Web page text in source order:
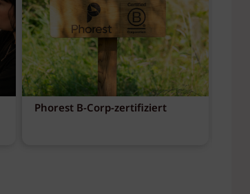
Phorest B-Corp-zertifiziert